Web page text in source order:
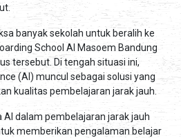
banyak sekolah untuk beralih ke
School Al Masoem Bandung
tersebut. Di tengah situasi ini,
(AI) muncul sebagai solusi yang
kualitas pembelajaran jarak jauh.
dalam pembelajaran jarak jauh
memberikan pengalaman belajar